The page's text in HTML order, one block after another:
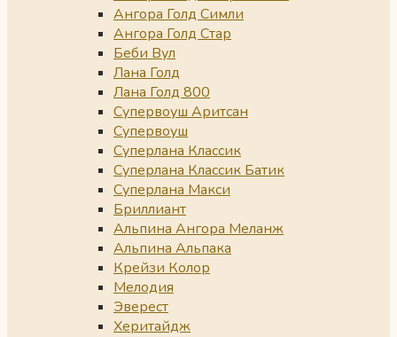
Ангора Голд Симли
Ангора Голд Стар
Беби Вул
Лана Голд
Лана Голд 800
Супервоуш Аритсан
Супервоуш
Суперлана Классик
Суперлана Классик Батик
Суперлана Макси
Бриллиант
Альпина Ангора Меланж
Альпина Альпака
Крейзи Колор
Мелодия
Эверест
Херитайдж